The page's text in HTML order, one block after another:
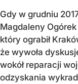
Gdy w grudniu
Magdaleny Ogórek
który ograbił
że wywoła
wokół reparacji
odzyskania